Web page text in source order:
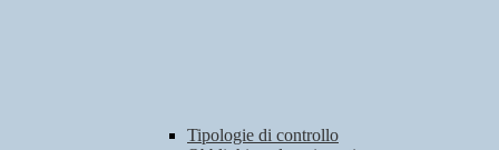
Tipologie di controllo